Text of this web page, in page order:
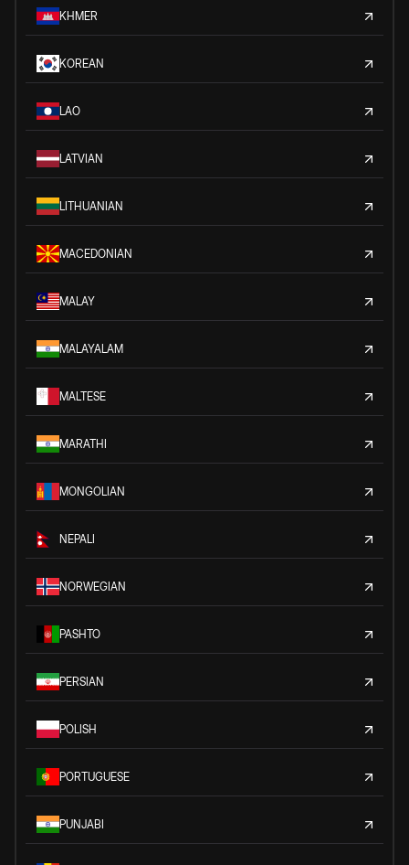
KHMER
KOREAN
LAO
LATVIAN
LITHUANIAN
MACEDONIAN
MALAY
MALAYALAM
MALTESE
MARATHI
MONGOLIAN
NEPALI
NORWEGIAN
PASHTO
PERSIAN
POLISH
PORTUGUESE
PUNJABI